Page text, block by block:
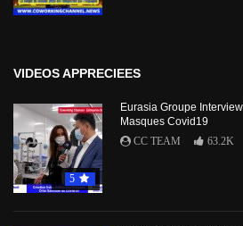
VIDEOS APPRECIEES
5
Eurasia Groupe
Masques Covid19
CC TEAM
63.2K